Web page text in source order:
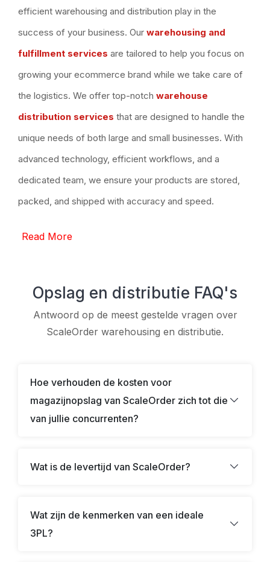
efficient warehousing and distribution play in the
success of your business. Our warehousing and
fulfillment services are tailored to help you focus on
growing your ecommerce brand while we take care of
the logistics. We offer top-notch warehouse
distribution services that are designed to handle the
unique needs of both large and small businesses. With
advanced technology, efficient workflows, and a
dedicated team, we ensure your products are stored,
packed, and shipped with accuracy and speed.
Read More
Opslag en distributie FAQ's
Antwoord op de meest gestelde vragen over
ScaleOrder warehousing en distributie.
Hoe verhouden de kosten voor
magazijnopslag van ScaleOrder zich tot die
van jullie concurrenten?
Wat is de levertijd van ScaleOrder?
Wat zijn de kenmerken van een ideale
3PL?